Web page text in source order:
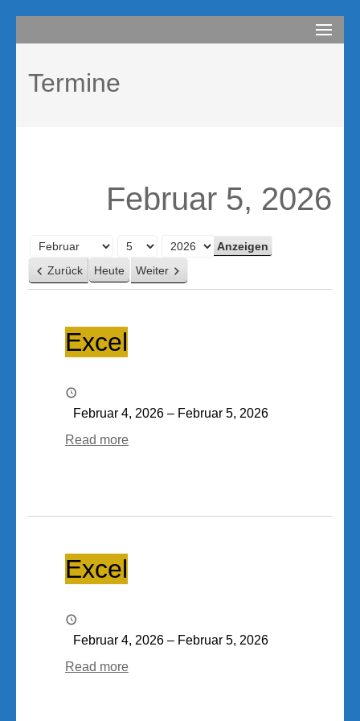
Inhalt
(Enter
drücken)
compurem
Termine
Februar 5, 2026
Monat
Tag
Jahr
Zurück Heute Weiter
Excel
Februar 4, 2026 – Februar 5, 2026
Read more
Excel
Februar 4, 2026 – Februar 5, 2026
Read more